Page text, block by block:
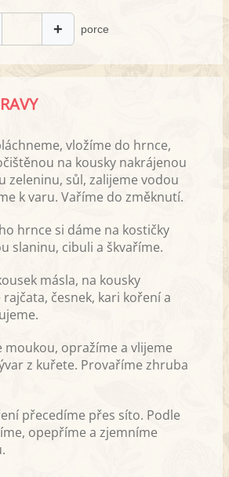
+ porce
vložíme do hrnce,
na kousky nakrájenou
zeleninu, sůl, zalijeme vodou
k varu. Vaříme do změknutí.
hrnce si dáme na kostičky
slaninu, cibuli a škvaříme.
másla, na kousky
česnek, kari koření a
moukou, opražíme a vlijeme
z kuřete. Provaříme zhruba
přecedíme přes síto. Podle
opepříme a zjemníme